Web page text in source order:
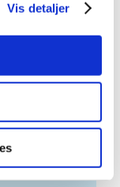
Vis detaljer